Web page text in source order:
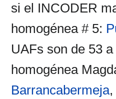
si el INCODER
homogénea # 5:
UAFs son de 53
homogénea
Barrancabermeja